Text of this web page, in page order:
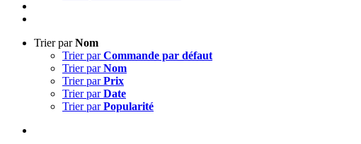
Trier parNom
Trier parCommande par défaut
Trier parNom
Trier parPrix
Trier parDate
Trier parPopularité